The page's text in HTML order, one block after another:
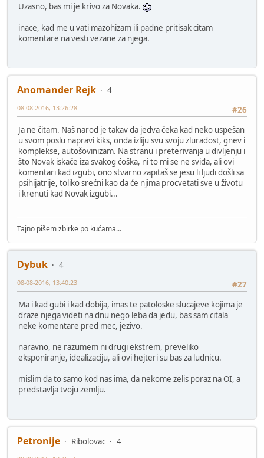
Uzasno, bas mi je krivo za Novaka.
inace, kad me u'vati mazohizam ili padne pritisak citam
komentare na vesti vezane za njega.
Anomander Rejk
4
#26
08-08-2016, 13:26:28
Ja ne čitam. Naš narod je takav da jedva čeka kad neko uspešan
u svom poslu napravi kiks, onda izliju svu svoju zluradost, gnev i
komplekse, autošovinizam. Na stranu i preterivanja u divljenju i
što Novak iskače iza svakog ćoška, ni to mi se ne sviđa, ali ovi
komentari kad izgubi, ono stvarno zapitaš se jesu li ljudi došli sa
psihijatrije, toliko srećni kao da će njima procvetati sve u životu
i krenuti kad Novak izgubi...
Tajno pišem zbirke po kućama...
Dybuk
4
#27
08-08-2016, 13:40:23
Ma i kad gubi i kad dobija, imas te patoloske slucajeve kojima je
draze njega videti na dnu nego leba da jedu, bas sam citala
neke komentare pred mec, jezivo.
naravno, ne razumem ni drugi ekstrem, preveliko
eksponiranje, idealizaciju, ali ovi hejteri su bas za ludnicu.
mislim da to samo kod nas ima, da nekome zelis poraz na OI, a
predstavlja tvoju zemlju.
Petronije Ribolovac
4